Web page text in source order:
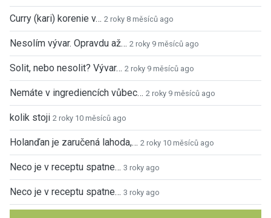
Curry (kari) korenie v… 2 roky 8 měsíců ago
Nesolím vývar. Opravdu až… 2 roky 9 měsíců ago
Solit, nebo nesolit? Vývar… 2 roky 9 měsíců ago
Nemáte v ingrediencích vůbec… 2 roky 9 měsíců ago
kolik stoji 2 roky 10 měsíců ago
Holanďan je zaručená lahoda,… 2 roky 10 měsíců ago
Neco je v receptu spatne… 3 roky ago
Neco je v receptu spatne… 3 roky ago